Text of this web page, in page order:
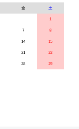
金 土
1
7 8
14 15
21 22
28 29